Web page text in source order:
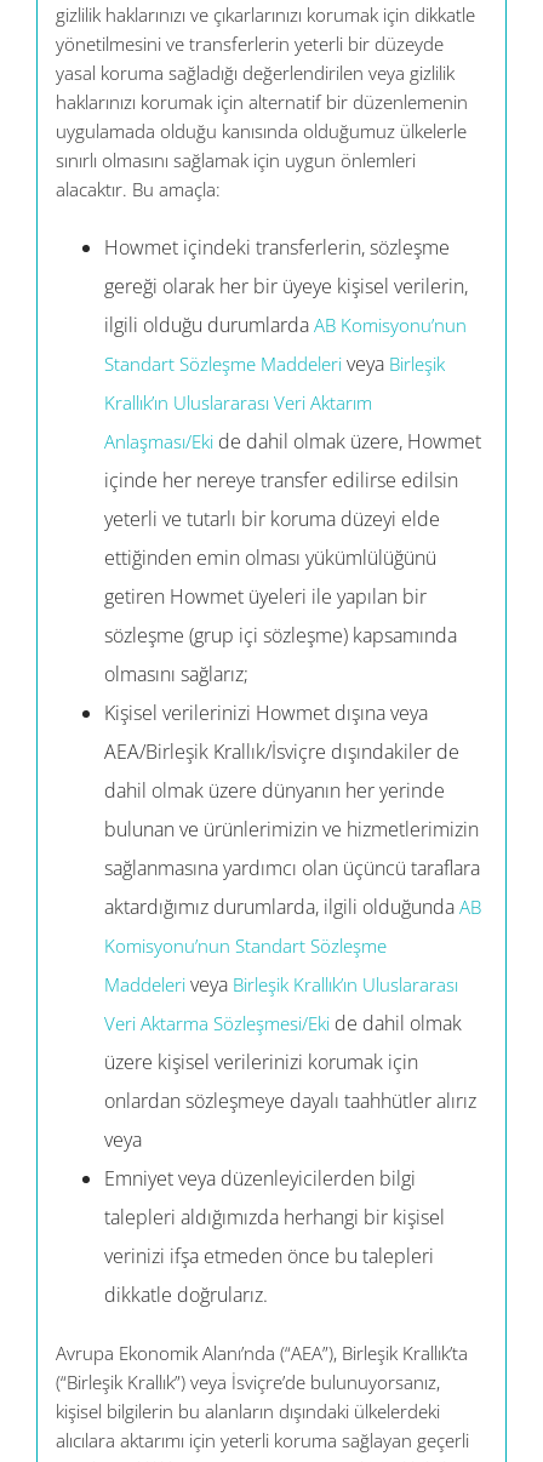
gizlilik haklarınızı ve çıkarlarınızı korumak için dikkatle
yönetilmesini ve transferlerin yeterli bir düzeyde
yasal koruma sağladığı değerlendirilen veya gizlilik
haklarınızı korumak için alternatif bir düzenlemenin
uygulamada olduğu kanısında olduğumuz ülkelerle
sınırlı olmasını sağlamak için uygun önlemleri
alacaktır. Bu amaçla:
Howmet içindeki transferlerin, sözleşme
gereği olarak her bir üyeye kişisel verilerin,
ilgili olduğu durumlarda AB Komisyonu’nun
Standart Sözleşme Maddeleri veya Birleşik
Krallık’ın Uluslararası Veri Aktarım
Anlaşması/Eki de dahil olmak üzere, Howmet
içinde her nereye transfer edilirse edilsin
yeterli ve tutarlı bir koruma düzeyi elde
ettiğinden emin olması yükümlülüğünü
getiren Howmet üyeleri ile yapılan bir
sözleşme (grup içi sözleşme) kapsamında
olmasını sağlarız;
Kişisel verilerinizi Howmet dışına veya
AEA/Birleşik Krallık/İsviçre dışındakiler de
dahil olmak üzere dünyanın her yerinde
bulunan ve ürünlerimizin ve hizmetlerimizin
sağlanmasına yardımcı olan üçüncü taraflara
aktardığımız durumlarda, ilgili olduğunda AB
Komisyonu’nun Standart Sözleşme
Maddeleri veya Birleşik Krallık’ın Uluslararası
Veri Aktarma Sözleşmesi/Eki de dahil olmak
üzere kişisel verilerinizi korumak için
onlardan sözleşmeye dayalı taahhütler alırız
veya
Emniyet veya düzenleyicilerden bilgi
talepleri aldığımızda herhangi bir kişisel
verinizi ifşa etmeden önce bu talepleri
dikkatle doğrularız.
Avrupa Ekonomik Alanı’nda (“AEA”), Birleşik Krallık’ta
(“Birleşik Krallık”) veya İsviçre’de bulunuyorsanız,
kişisel bilgilerin bu alanların dışındaki ülkelerdeki
alıcılara aktarımı için yeterli koruma sağlayan geçerli